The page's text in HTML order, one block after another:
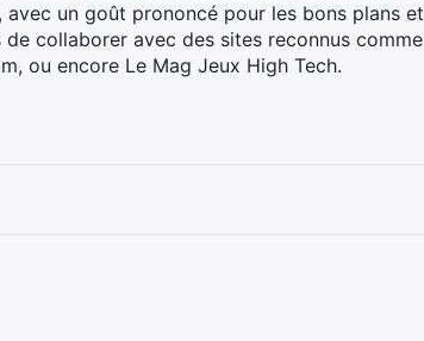
un goût prononcé pour les bons plans et
collaborer avec des sites reconnus comme
ou encore Le Mag Jeux High Tech.